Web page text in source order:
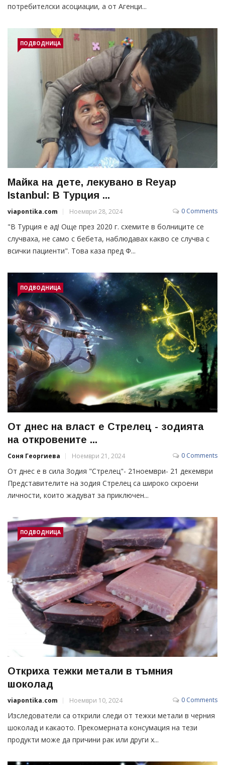
потребителски асоциации, а от Агенци...
ПОДВОДНИЦА
Майка на дете, лекувано в Reyap
Istanbul: В Турция ...
viapontika.com Ноември 28, 2024 0 Comments
"В Турция е ад! Още през 2020 г. схемите в болниците се
случваха, не само с бебета, наблюдавах какво се случва с
всички пациенти". Това каза пред Ф...
ПОДВОДНИЦА
От днес на власт е Стрелец - зодията
на откровените ...
Соня Георгиева Ноември 21, 2024 0 Comments
От днес е в сила Зодия "Стрелец"- 21ноември- 21 декември
Представителите на зодия Стрелец са широко скроени
личности, които жадуват за приключен...
ПОДВОДНИЦА
Oткриха тежки метали в тъмния
шоколад
viapontika.com Ноември 10, 2024 0 Comments
Изследователи са открили следи от тежки метали в черния
шоколад и какаото. Прекомерната консумация на тези
продукти може да причини рак или други х...